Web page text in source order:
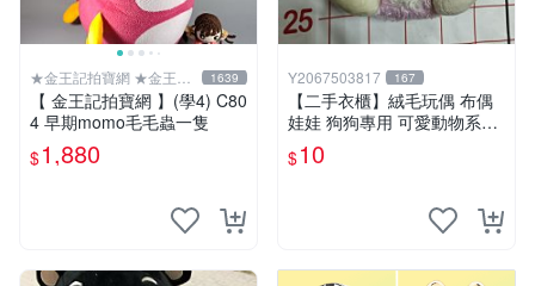
★金王記拍寶網 ★金王記
拍寶趣
1639
【 金王記拍寶網 】(學4) C80
4 早期momo毛毛蟲一隻
$1,880
Y2067503817 167
【二手衣櫃】絨毛玩偶 布偶
娃娃 狗狗專用 可愛動物系列
耐咬耐磨玩具 玩偶 粉紅熊寵
物玩具 1120929
$10